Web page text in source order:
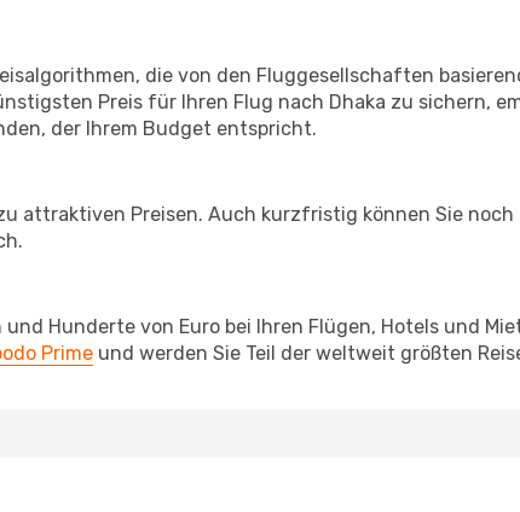
die von den Fluggesellschaften
Preis für Ihren Flug nach Dhaka zu sichern,
der Ihrem Budget entspricht.
attraktiven Preisen. Auch kurzfristig können Sie noch
Hunderte von Euro bei Ihren Flügen, Hotels und
Prime und werden Sie Teil der weltweit größten